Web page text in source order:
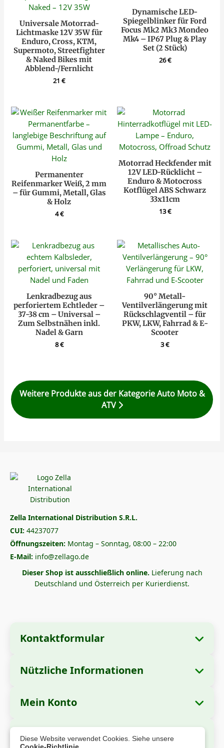
Diese Website verwendet Cookies. Siehe unsere
Universale Motorrad-
Lichtmaske 12V 35W für
Enduro, Cross, KTM,
Supermoto, Streetfighter
& Naked Bikes mit
Abblend-/Fernlicht
21€
Dynamische LED-
Spiegelblinker für Ford
Focus Mk2 Mk3 Mondeo
Mk4 – IP67 Plug & Play
Set (2 Stück)
26€
Permanenter
Reifenmarker Weiß, 2 mm
– für Gummi, Metall, Glas
& Holz
4€
Motorrad Heckfender mit
12V LED-Rücklicht –
Enduro & Motocross
Kotflügel ABS Schwarz
33x11cm
13€
Lenkradbezug aus
perforiertem Echtleder –
37-38 cm – Universal –
Zum Selbstnähen inkl.
Nadel & Garn
8€
90° Metall-
Ventilverlängerung mit
Rückschlagventil – für
PKW, LKW, Fahrrad & E-
Scooter
3€
Weitere Produkte aus der Kategorie Auto Moto &
ATV
Zella International Distribution S.R.L.
CUI: 44237077
Öffnungszeiten: Montag – Sonntag, 08:00 – 22:00
E-Mail: info@zellago.de
Dieser Shop ist ausschließlich online. Lieferung nach
Deutschland und Österreich per Kurierdienst.
Kontaktformular
Firmenname:
S.R.L.
Sitz:Strada Cuza Vodă nr. 97, Sector 4,
București, 040283, Rumänien
Nützliche Informationen
Zahlungsmethoden
Versandinformationen
Mein Konto
Meine Bestellungen
Persönliche Daten
Sichere Zahlung